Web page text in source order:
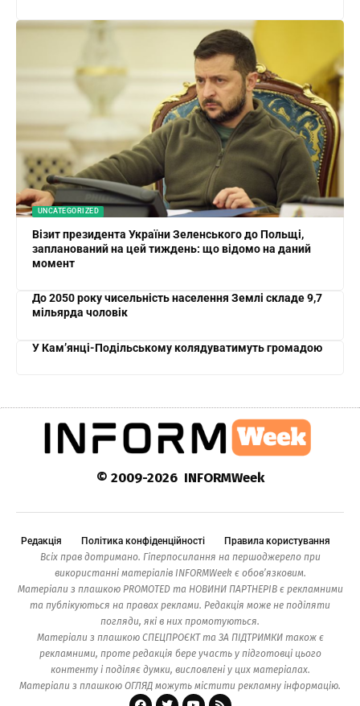
UNCATEGORIZED
Візит президента України Зеленського до Польщі,
запланований на цей тиждень: що відомо на даний
момент
До 2050 року чисельність населення Землі складе 9,7
мільярда чоловік
У Кам’янці-Подільському колядуватимуть громадою
© 2009-2026 INFORMWeek
Редакція Політика конфіденційності
Правила користування
Всіх прав дотримано. Гіперпосилання на першоджерело при
використанні матеріалів INFORMWeek є обов’язковим.
Матеріали з плашкою PROMOTED та НОВИНИ ПАРТНЕРІВ є рекламними
та публікуються на правах реклами. Редакція може не поділяти
погляди, які в них промотуються.
Матеріали з плашкою СПЕЦПРОЄКТ та ЗА ПІДТРИМКИ також є
рекламними, проте редакція бере участь у підготовці цього
контенту і поділяє думки, висловлені у цих матеріалах.
Матеріали з плашкою ОГЛЯД можуть містити рекламну інформацію.